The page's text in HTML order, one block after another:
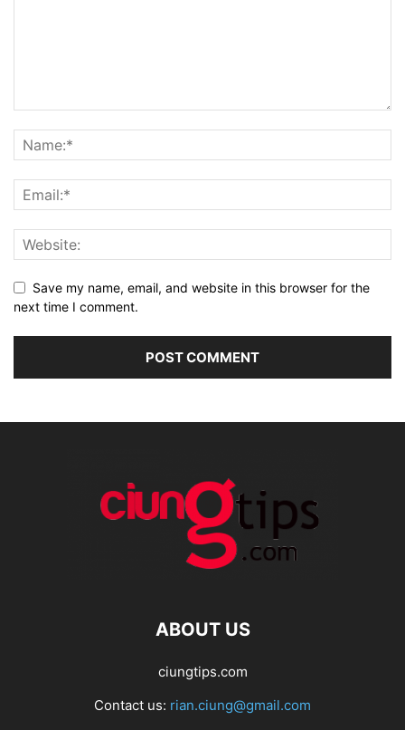
Save my name, email, and website in this browser for the
next time I comment.
ABOUT US
ciungtips.com
Contact us: rian.ciung@gmail.com